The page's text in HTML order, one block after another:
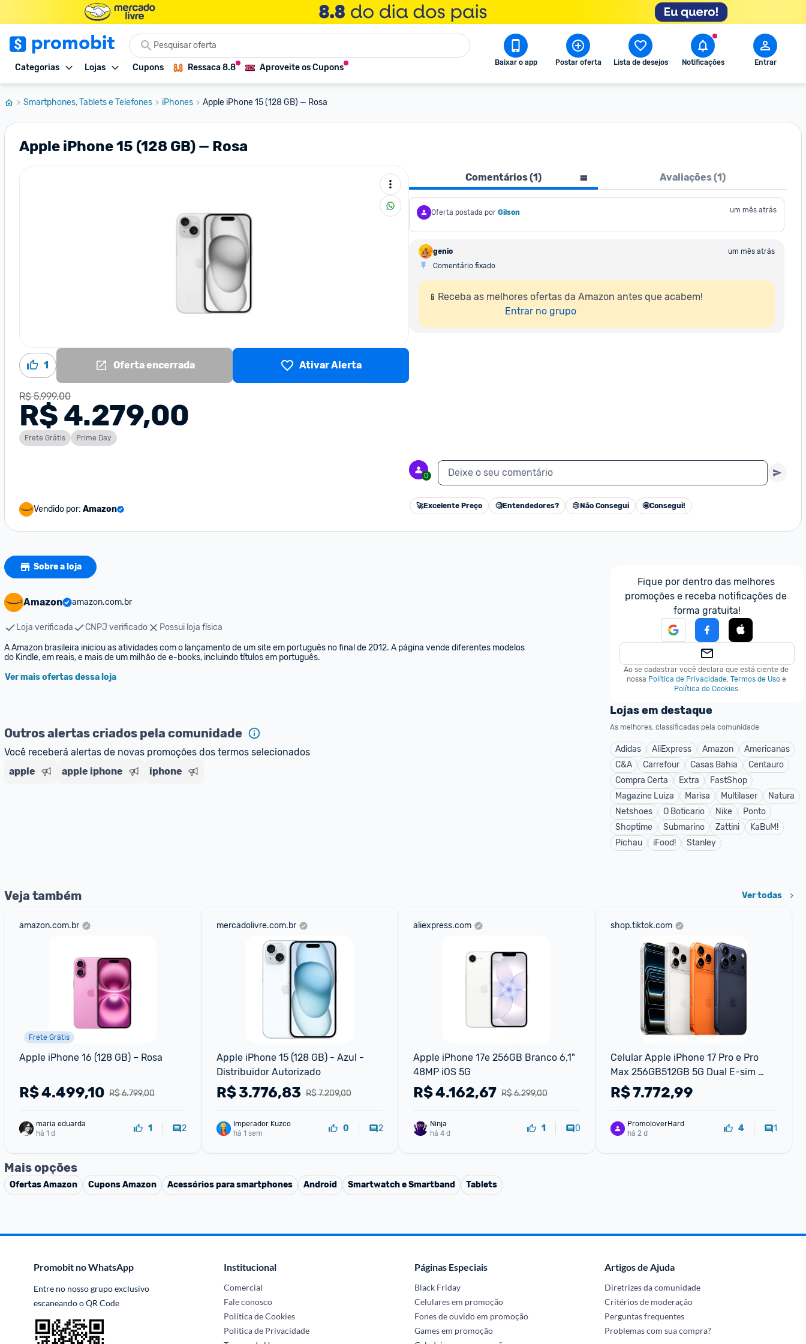
Categorias Lojas Cupons Ressaca 8.8 Aproveite os Cupons Baixar o app Postar oferta Lista de desejos Notificações Entrar
Smartphones, Tablets e Telefones iPhones Apple iPhone 15 (128 GB) — Rosa
Apple iPhone 15 (128 GB) — Rosa
1 Oferta encerrada Ativar Alerta
R$ 5.999,00
R$ 4.279,00
Frete Grátis Prime Day
Vendido por: Amazon
Comentários (1) Avaliações (1)
Oferta postada por Gilson um mês atrás
genio
um mês atrás
Comentário fixado
📱Receba as melhores ofertas da Amazon antes que acabem!
Entrar no grupo
0 Deixe o seu comentário
🚀Excelente Preço 🧐Entendedores? 😢 Não Consegui 🤩Consegui!
Sobre a loja
Amazon amazon.com.br
Loja verificada CNPJ verificado
Possui loja física
A Amazon brasileira iniciou as atividades com o lançamento de um site em português no final de 2012. A página vende diferentes modelos
do Kindle, em reais, e mais de um milhão de e-books, incluindo títulos em português.
Ver mais ofertas dessa loja
Outros alertas criados pela comunidade
Você receberá alertas de novas promoções dos termos selecionados
apple
apple iphone iphone
Fique por dentro das melhores
promoções e receba notificações de
forma gratuita!
Ao se cadastrar você declara que está ciente de
nossa Política de Privacidade, Termos de Uso e
Política de Cookies.
Lojas em destaque
As melhores, classificadas pela comunidade
Adidas AliExpress Amazon
Americanas
C&A
Carrefour Casas Bahia
Centauro
Compra Certa
Extra
FastShop
Magazine Luiza
Marisa Multilaser
Natura
Netshoes
O Boticario Nike
Ponto
Shoptime
Submarino Zattini
KaBuM!
Pichau
iFood! Stanley
Veja também Ver todas
amazon.com.br
Frete Grátis
Apple iPhone 16 (128 GB) – Rosa
R$ 6.799,00
R$4.499,10
maria eduarda
há 1 d
1 2
mercadolivre.com.br
Apple iPhone 15 (128 GB) - Azul -
Distribuidor Autorizado
R$ 7.209,00
R$3.776,83
Imperador Kuzco
há 1 sem
0 2
aliexpress.com
Apple iPhone 17e 256GB Branco 6,1"
48MP iOS 5G
R$ 6.299,00
R$4.162,67
há 4 d
1 0
shop.tiktok.com
Celular Apple iPhone 17 Pro e Pro
Max 256GB512GB 5G Dual E-sim
Lacrado Original 1 Ano de Garantia
Smartphone
R$7.772,99
PromoloverHard
há 2 d
4 1
Mais opções
OfertasAmazon CuponsAmazon Acessórios para smartphones Android Smartwatch e Smartband Tablets
Promobit no WhatsApp
Entre no nosso grupo exclusivo
escaneando o QR Code
Institucional
Comercial
Fale conosco
Política de Cookies
Política de Privacidade
Páginas Especiais
Black Friday
Celulares em promoção
Fones de ouvido em promoção
Games em promoção
Artigos de Ajuda
Diretrizes da comunidade
Critérios de moderação
Perguntas frequentes
Problemas com sua compra?